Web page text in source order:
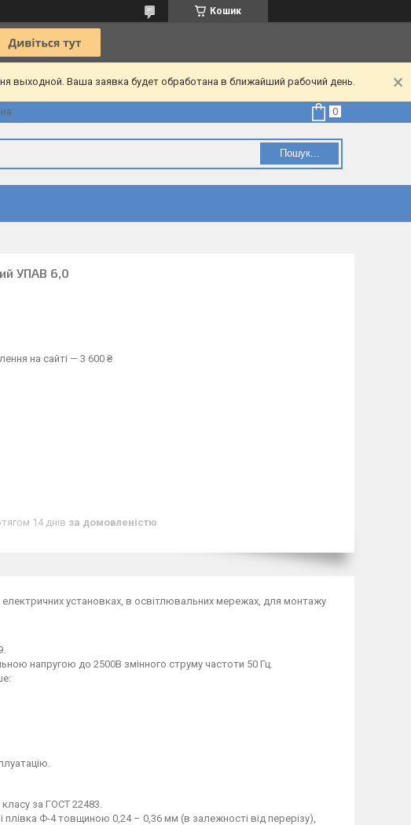
Кошик
выходной. Ваша заявка будет обработана в ближайший рабочий день.
Пошук...
УПАВ 6,0
на сайті — 3 600 ₴
14 днів за домовленістю
установках, в освітлювальних мережах, для монтажу
напругою до 2500В змінного струму частоти 50 Гц.
за ГОСТ 22483.
Ф-4 товщиною 0,24 – 0,36 мм (в залежності від перерізу),